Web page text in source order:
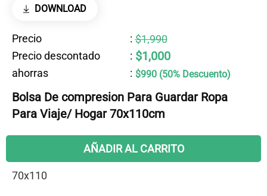
DOWNLOAD
Precio : $1,990
Precio descontado
: $1,000
ahorras : $990 (50% Descuento)
Bolsa De compresion Para Guardar Ropa
Para Viaje/ Hogar 70x110cm
AÑADIR AL CARRITO
70x110